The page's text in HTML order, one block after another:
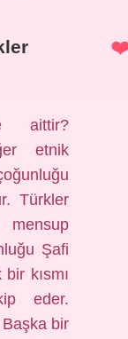
aittir?
etnik
Türkler
Şafi
kısmı
eder.
bir